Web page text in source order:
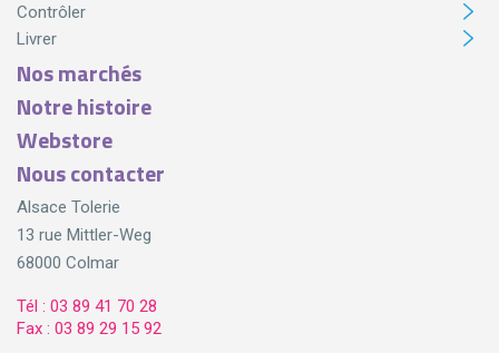
Contrôler
Livrer
Nos marchés
Notre histoire
Webstore
Nous contacter
Alsace Tolerie
13 rue Mittler-Weg
68000 Colmar
Tél : 03 89 41 70 28
Fax : 03 89 29 15 92